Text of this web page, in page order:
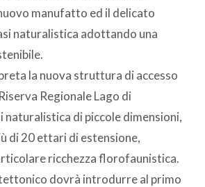
manufatto ed il delicato
naturalistica adottando una
la nuova struttura di accesso
Regionale Lago di
naturalistica di piccole dimensioni,
di 20 ettari di estensione,
ricchezza florofaunistica.
dovrà introdurre al primo